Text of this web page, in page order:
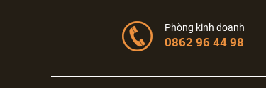
Phòng kinh doanh
0862 96 44 98